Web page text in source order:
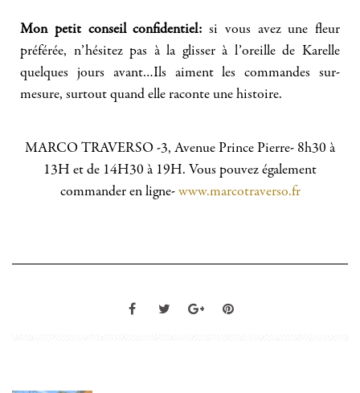
Mon petit conseil confidentiel: si vous avez une fleur
préférée, n’hésitez pas à la glisser à l’oreille de Karelle
quelques jours avant…Ils aiment les commandes sur-
mesure, surtout quand elle raconte une histoire.
MARCO TRAVERSO -3, Avenue Prince Pierre- 8h30 à
13H et de 14H30 à 19H. Vous pouvez également
commander en ligne- www.marcotraverso.fr